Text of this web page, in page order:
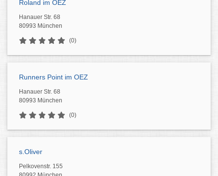
Roland im OEZ
Hanauer Str. 68
80993 München
(0)
Runners Point im OEZ
Hanauer Str. 68
80993 München
(0)
s.Oliver
Pelkovenstr. 155